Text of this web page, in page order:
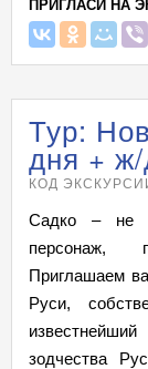
ПРИГЛАСИ НА
Тур:
дня +
КОД
Садко – не
персонаж,
Приглашаем
Руси,
зодчества